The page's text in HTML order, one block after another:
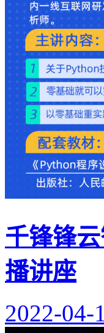
千锋锋
播讲座
2022-04-